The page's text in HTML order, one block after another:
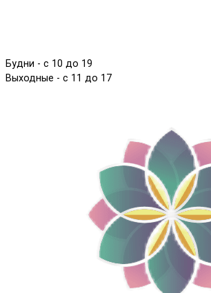
Будни - с 10 до 19
Выходные - c 11 до 17